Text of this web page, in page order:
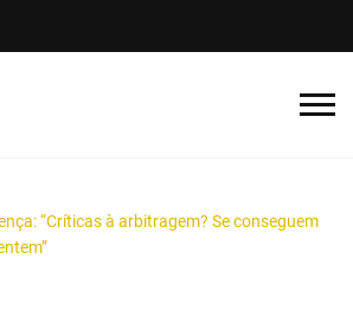
“Críticas à arbitragem? Se conseguem